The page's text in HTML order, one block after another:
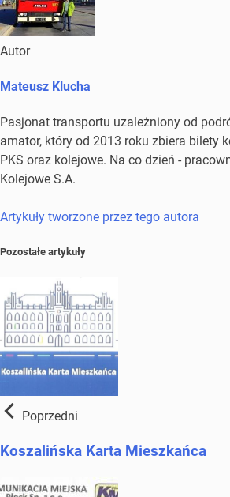
Autor
Mateusz Klucha
Pasjonat transportu uzależniony od
amator, który od 2013 roku zbiera bilety
PKS oraz kolejowe. Na co dzień -
Kolejowe S.A.
Artykuły tworzone przez tego autora
Pozostałe artykuły
Poprzedni
Koszalińska Karta Mieszkańca